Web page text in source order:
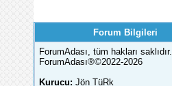
Forum Bilgileri
ForumAdası, tüm hakları saklıdır.
ForumAdası®©2022-2026
Kurucu: Jön TüRk